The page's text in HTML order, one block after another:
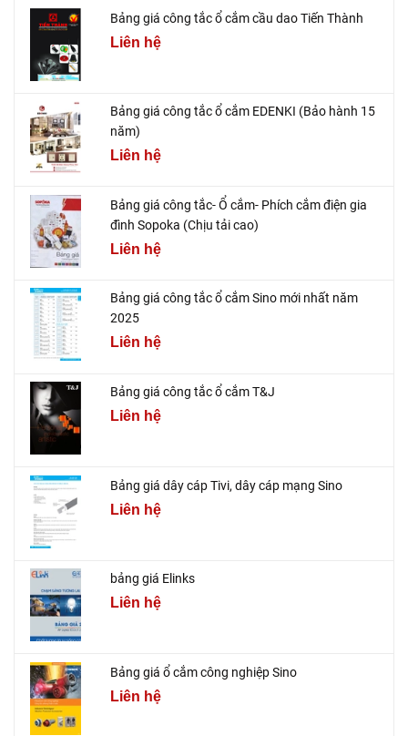
Bảng giá công tắc ổ cắm cầu dao Tiến Thành
Liên hệ
Bảng giá công tắc ổ cắm EDENKI (Bảo hành 15
năm)
Liên hệ
Bảng giá công tắc- Ổ cắm- Phích cắm điện gia
đình Sopoka (Chịu tải cao)
Liên hệ
Bảng giá công tắc ổ cắm Sino mới nhất năm
2025
Liên hệ
Bảng giá công tắc ổ cắm T&J
Liên hệ
Bảng giá dây cáp Tivi, dây cáp mạng Sino
Liên hệ
bảng giá Elinks
Liên hệ
Bảng giá ổ cắm công nghiệp Sino
Liên hệ